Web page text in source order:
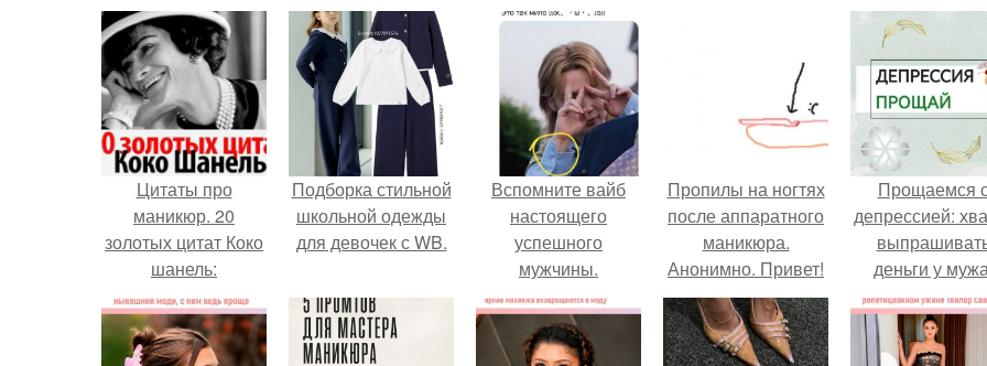
Цитаты про
маникюр. 20
золотых цитат Коко
шанель:
Подборка стильной
школьной одежды
для девочек с WB.
Вспомните вайб
настоящего
успешного
мужчины.
Пропилы на ногтях
после аппаратного
маникюра.
Анонимно. Привет!
Делала аппаратный
маникюр себе и
возле кутикулы
Прощаемся
депрессией:
деньги у